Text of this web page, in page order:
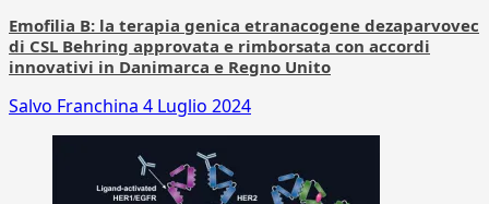
Emofilia B: la terapia genica etranacogene dezaparvovec
di CSL Behring approvata e rimborsata con accordi
innovativi in Danimarca e Regno Unito
Salvo Franchina 4 Luglio 2024